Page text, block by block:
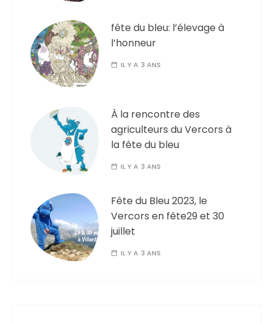
fête du bleu: l’élevage à
l’honneur
IL Y A 3 ANS
À la rencontre des
agriculteurs du Vercors à
la fête du bleu
IL Y A 3 ANS
Fête du Bleu 2023, le
Vercors en fête29 et 30
juillet
IL Y A 3 ANS